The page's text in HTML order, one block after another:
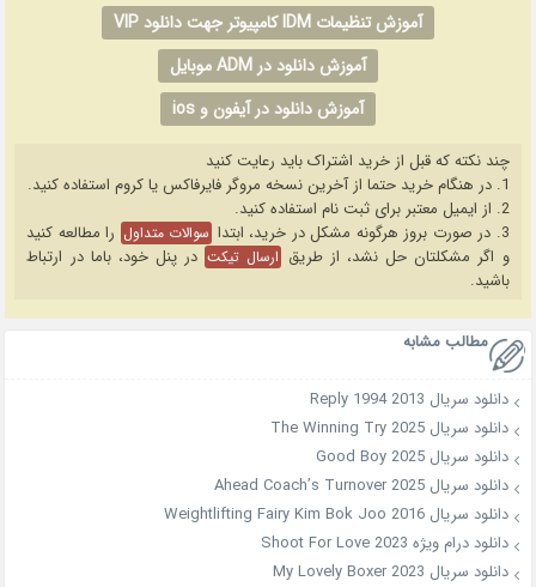
آموزش تنظیمات IDM کامپیوتر جهت دانلود VIP
آموزش دانلود در ADM موبایل
آموزش دانلود در آیفون و ios
چند نکته که قبل از خرید اشتراک باید رعایت کنید
1. در هنگام خرید حتما از آخرین نسخه مروگر فایرفاکس یا کروم استفاده کنید.
2. از ایمیل معتبر برای ثبت نام استفاده کنید.
3. در صورت بروز هرگونه مشکل در خرید، ابتدا
سوالات متداول را مطالعه کنید
و اگر مشکلتان حل نشد، از طریق ارسال تیکت در پنل خود، باما در ارتباط
باشید.
مطالب مشابه
دانلود سریال Reply 1994 2013
دانلود سریال The Winning Try 2025
دانلود سریال Good Boy 2025
دانلود سریال Ahead Coach’s Turnover 2025
دانلود سریال Weightlifting Fairy Kim Bok Joo 2016
دانلود درام ویژه Shoot For Love 2023
دانلود سریال My Lovely Boxer 2023